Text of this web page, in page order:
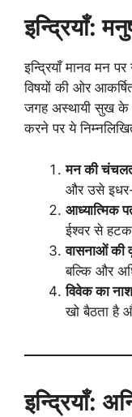
इन्द्रियाँ:
इन्द्रियाँ मानव मन
विषयों की ओर
जगह अस्थायी सुख के
करने पर ये
मन की
और उसे इधर-
आध्यात्मिक
ईश्वर से
वासनाओं की
बल्कि और
विवेक का नाश
खो बैठता है
इन्द्रियाँ: